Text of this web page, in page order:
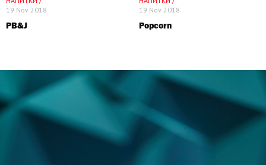
19 Nov 2018
PB&J
19 Nov 2018
Popcorn